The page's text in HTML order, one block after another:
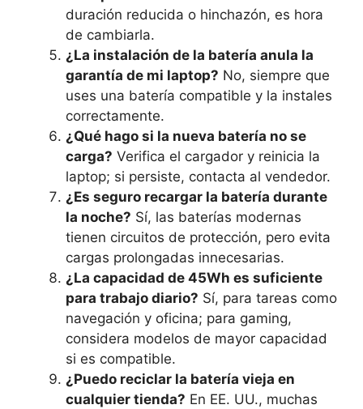
duración reducida o hinchazón, es hora
de cambiarla.
¿La instalación de la batería anula la
garantía de mi laptop? No, siempre que
uses una batería compatible y la instales
correctamente.
¿Qué hago si la nueva batería no se
carga? Verifica el cargador y reinicia la
laptop; si persiste, contacta al vendedor.
¿Es seguro recargar la batería durante
la noche? Sí, las baterías modernas
tienen circuitos de protección, pero evita
cargas prolongadas innecesarias.
¿La capacidad de 45Wh es suficiente
para trabajo diario? Sí, para tareas como
navegación y oficina; para gaming,
considera modelos de mayor capacidad
si es compatible.
¿Puedo reciclar la batería vieja en
cualquier tienda? En EE. UU., muchas